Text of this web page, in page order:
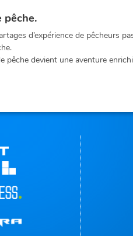
d’expérience de pêcheurs
pêche devient une aventure